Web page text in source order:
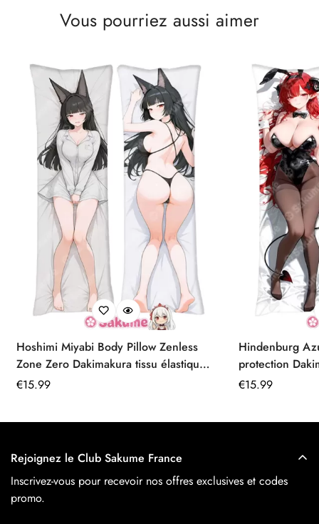
Vous pourriez aussi aimer
Hoshimi Miyabi Body Pillow Zenless
Zone Zero Dakimakura tissu élastique
premium
Prix
€15.99
Hindenburg
protection
Prix
€15.99
Rejoignez le Club Sakume France
Inscrivez-vous pour recevoir nos offres exclusives et codes
promo.